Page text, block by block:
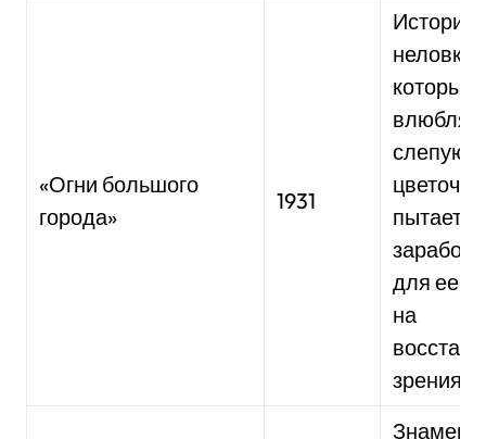
«Огни большого
города»
1931
История
который
слепую
пытается
для ее
на
зрения.